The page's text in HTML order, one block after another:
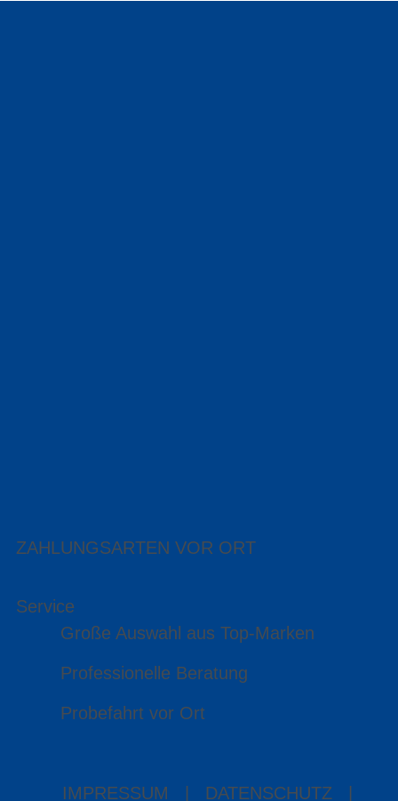
ZAHLUNGSARTEN VOR ORT
Service
Große Auswahl aus Top-Marken
Professionelle Beratung
Probefahrt vor Ort
IMPRESSUM DATENSCHUTZ